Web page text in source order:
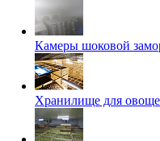
Камеры шоковой
Хранилище для